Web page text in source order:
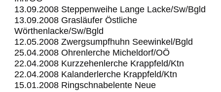
13.09.2008 Steppenweihe Lange Lacke/Sw/Bgld
13.09.2008 Grasläufer Östliche
Wörthenlacke/Sw/Bgld
12.05.2008 Zwergsumpfhuhn Seewinkel/Bgld
25.04.2008 Ohrenlerche Micheldorf/OÖ
22.04.2008 Kurzzehenlerche Krappfeld/Ktn
22.04.2008 Kalanderlerche Krappfeld/Ktn
15.01.2008 Ringschnabelente Neue